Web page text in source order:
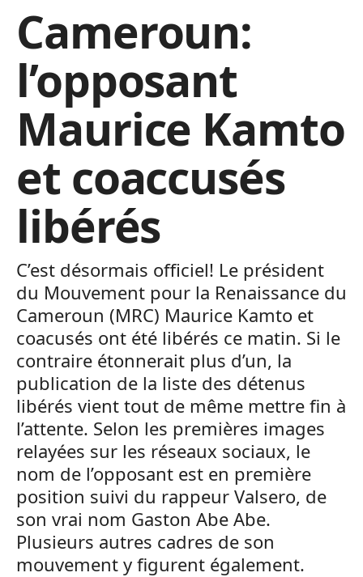
Cameroun:
l’opposant
Maurice Kamto
et coaccusés
libérés
C’est désormais officiel! Le président
du Mouvement pour la Renaissance du
Cameroun (MRC) Maurice Kamto et
coacusés ont été libérés ce matin. Si le
contraire étonnerait plus d’un, la
publication de la liste des détenus
libérés vient tout de même mettre fin à
l’attente. Selon les premières images
relayées sur les réseaux sociaux, le
nom de l’opposant est en première
position suivi du rappeur Valsero, de
son vrai nom Gaston Abe Abe.
Plusieurs autres cadres de son
mouvement y figurent également.